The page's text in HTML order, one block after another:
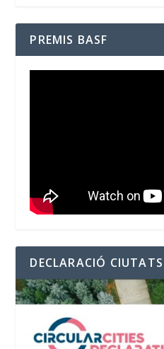
PREMIS BASF
DECLARACIÓ